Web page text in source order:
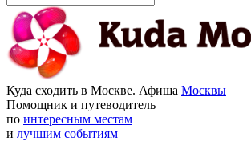
Куда сходить в Москве. Афиша Москвы
Помощник и путеводитель
по интересным местам
и лучшим событиям